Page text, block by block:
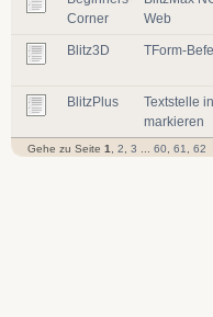
Corner
Web
Blitz3D TForm-
BlitzPlus
Textstelle
markieren
Gehe zu Seite 1 2 3 60 61 62